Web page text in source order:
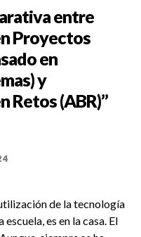
entre
Proyectos
en
y
Retos (ABR)”
de la tecnología
es en la casa. El